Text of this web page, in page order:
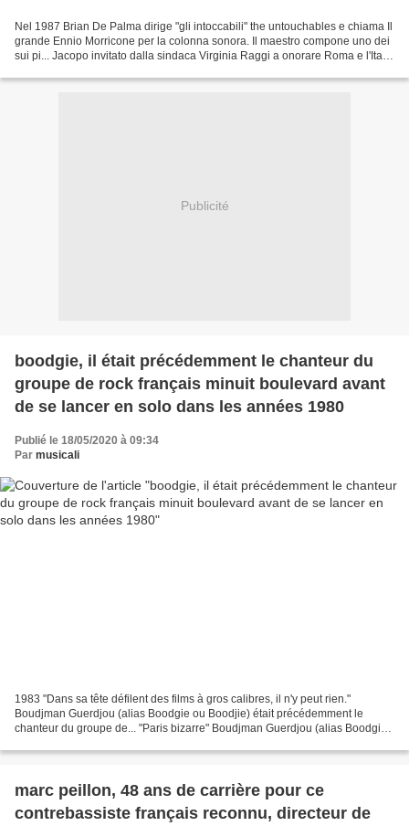
Nel 1987 Brian De Palma dirige "gli intoccabili" the untouchables e chiama Il
grande Ennio Morricone per la colonna sonora. Il maestro compone uno dei
sui pi... Jacopo invitato dalla sindaca Virginia Raggi a onorare Roma e l'Italia
Publicité
boodgie, il était précédemment le chanteur du
groupe de rock français minuit boulevard avant
de se lancer en solo dans les années 1980
Publié le 18/05/2020 à 09:34
Par musicali
1983 "Dans sa tête défilent des films à gros calibres, il n'y peut rien."
Boudjman Guerdjou (alias Boodgie ou Boodjie) était précédemment le
chanteur du groupe de... "Paris bizarre" Boudjman Guerdjou (alias Boodgie
marc peillon, 48 ans de carrière pour ce
contrebassiste français reconnu, directeur de